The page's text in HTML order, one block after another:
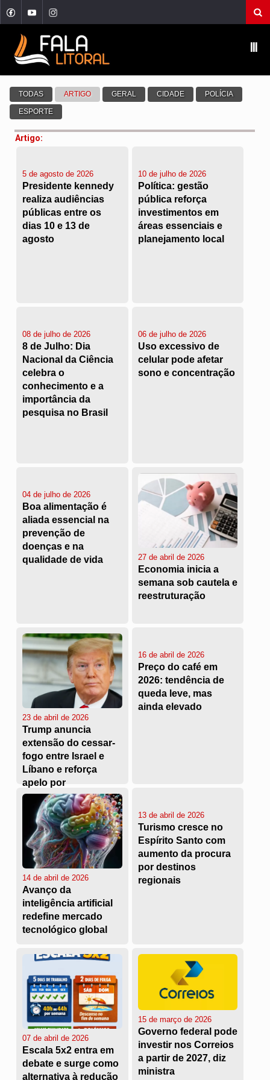
Artigo:
5 de agosto de 2026
Presidente kennedy
realiza audiências
públicas entre os
dias 10 e 13 de
agosto
10 de julho de 2026
Política: gestão
pública reforça
investimentos em
áreas essenciais e
planejamento local
08 de julho de 2026
8 de Julho: Dia
Nacional da Ciência
celebra o
conhecimento e a
importância da
pesquisa no Brasil
06 de julho de 2026
Uso excessivo de
celular pode afetar
sono e concentração
04 de julho de 2026
Boa alimentação é
aliada essencial na
prevenção de
doenças e na
qualidade de vida
27 de abril de 2026
Economia inicia a
semana sob cautela e
reestruturação
23 de abril de 2026
Trump anuncia
extensão do cessar-
fogo entre Israel e
Líbano e reforça
apelo por
estabilidade na
região
16 de abril de 2026
Preço do café em
2026: tendência de
queda leve, mas
ainda elevado
14 de abril de 2026
Avanço da
inteligência artificial
redefine mercado
tecnológico global
13 de abril de 2026
Turismo cresce no
Espírito Santo com
aumento da procura
por destinos
regionais
07 de abril de 2026
Escala 5x2 entra em
debate e surge como
alternativa à redução
15 de março de 2026
Governo federal pode
investir nos Correios
a partir de 2027, diz
ministra